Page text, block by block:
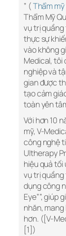
” (Thẩm
Thẩm Mỹ
vụ trị quầng
thực sự
vào không
Medical, tôi
nghiệp và
gian được
tạo cảm
toàn yên
Với hơn 10
mỹ, V-
công nghệ
Ultherapy
hiệu quả
vụ trị quầng
dụng công
Eye””, giúp
nhăn,
hơn. ([V-
[1])